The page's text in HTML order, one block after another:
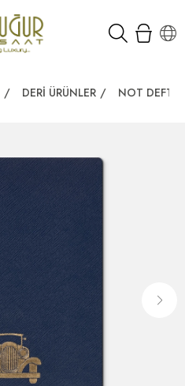
/ DERI ÜRÜNLER / NOT